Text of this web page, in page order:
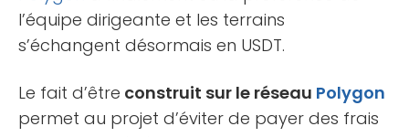
l’équipe dirigeante et les terrains
s’échangent désormais en USDT.
Le fait d’être construit sur le réseau Polygon
permet au projet d’éviter de payer des frais